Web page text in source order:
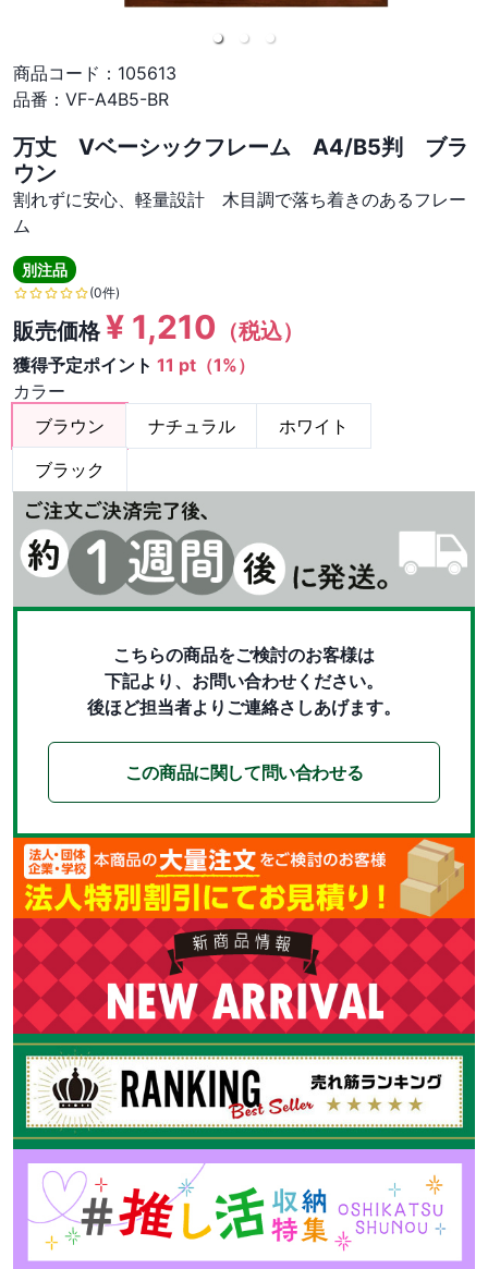
商品コード： 105613
品番： VF-A4B5-BR
万丈 Vベーシックフレーム A4/B5判 ブラ
ウン
割れずに安心、軽量設計 木目調で落ち着きのあるフレー
ム
別注品
(0件)
販売価格¥ 1,210 （税込）
獲得予定ポイント 11 pt（1%）
カラー
ブラウン
ナチュラル
ホワイト
ブラック
こちらの商品をご検討のお客様は
下記より、お問い合わせください。
後ほど担当者よりご連絡さしあげます。
この商品に関して問い合わせる